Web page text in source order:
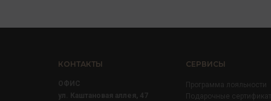
КОНТАКТЫ
ОФИС
ул. Каштановая аллея, 47
СЕРВИСЫ
Программа лояльности
Подарочные